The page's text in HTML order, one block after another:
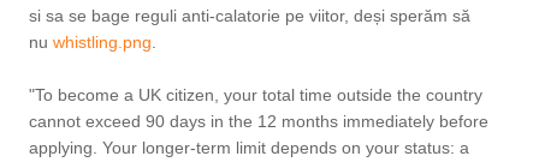
si sa se bage reguli anti-calatorie pe viitor, deși sperăm să
nu whistling.png
"To become a UK citizen, your total time outside the country
cannot exceed 90 days in the 12 months immediately before
applying. Your longer-term limit depends on your status: a